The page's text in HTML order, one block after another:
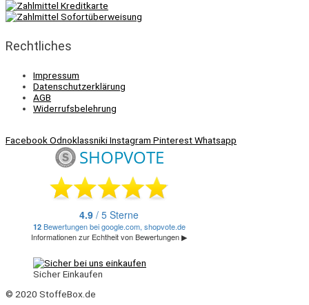
Rechtliches
Impressum
Datenschutzerklärung
AGB
Widerrufsbelehrung
FacebookOdnoklassnikiInstagram PinterestWhatsapp
Sicher Einkaufen
© 2020 StoffeBox.de